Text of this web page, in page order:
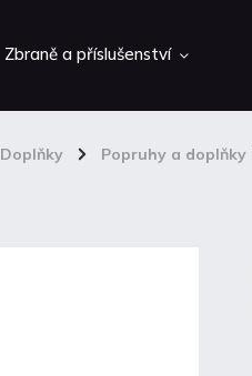
Zbraně a příslušenství
Doplňky / Popruhy a doplňky